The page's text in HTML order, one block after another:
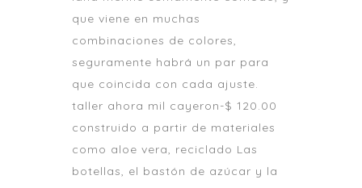
que viene en muchas
combinaciones de colores,
seguramente habrá un par para
que coincida con cada ajuste.
taller ahora mil cayeron-$ 120.00
construido a partir de materiales
como aloe vera, reciclado Las
botellas, el bastón de azúcar y la